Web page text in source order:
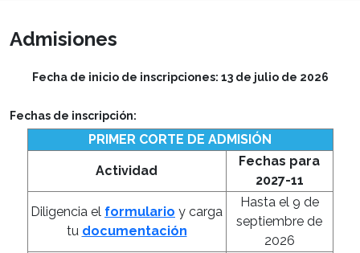
Admisiones
Fecha de inicio de inscripciones: 13 de julio de 2026
Fechas de inscripción:
PRIMER CORTE DE ADMISIÓN
Actividad
Fechas para
2027-11
Diligencia el formulario y carga
tu documentación
Hasta el 9 de
septiembre de
2026